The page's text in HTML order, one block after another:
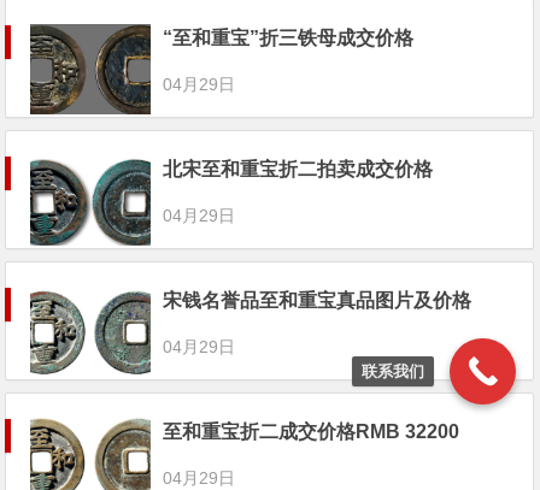
“至和重宝”折三铁母成交价格
04月29日
北宋至和重宝折二拍卖成交价格
04月29日
宋钱名誉品至和重宝真品图片及价格
04月29日
至和重宝折二成交价格RMB 32200
04月29日
联系我们